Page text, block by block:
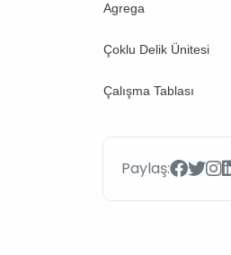
Agrega
Çoklu Delik Ünitesi
Çalışma Tablası
Paylaş: